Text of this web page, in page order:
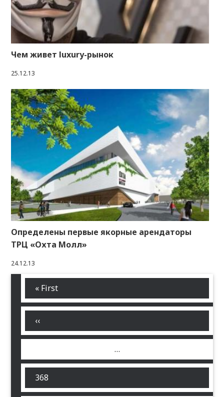
Чем живет luxury-рынок
25.12.13
Определены первые якорные арендаторы
ТРЦ «Охта Молл»
24.12.13
Нумерация
страниц
Первая
страница
« First
←
‹‹
…
Страница
368